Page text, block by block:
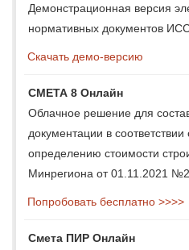
Демонстрационная версия
нормативных документов
Скачать демо-версию
СМЕТА 8 Онлайн
Облачное решение для
документации в
определению стоимости
Минрегиона от 01.11.2021
Попробовать бесплатно >>>>
Смета ПИР Онлайн